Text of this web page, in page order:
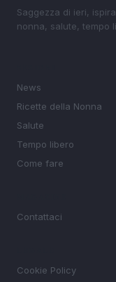
Saggezza di ieri,
nonna, salute, tempo
News
Ricette della Nonna
Salute
Tempo libero
Come fare
Contattaci
Cookie Policy